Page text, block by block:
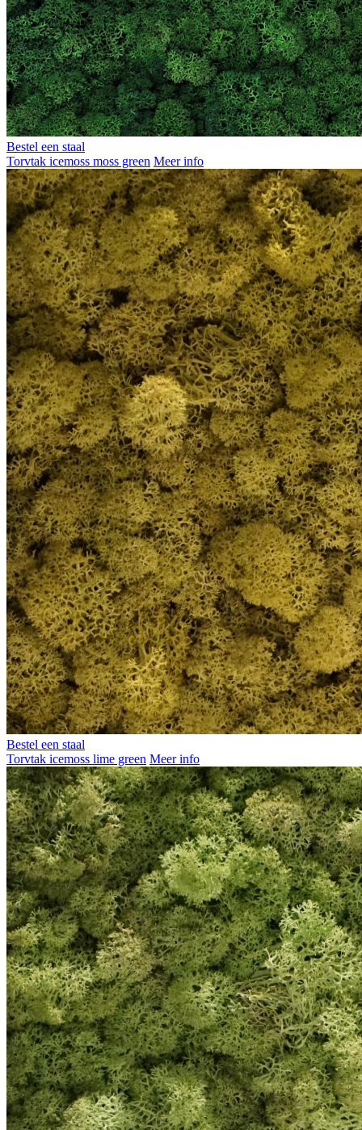
Bestel een staal
Torvtak icemoss moss green Meer info
Bestel een staal
Torvtak icemoss lime green Meer info